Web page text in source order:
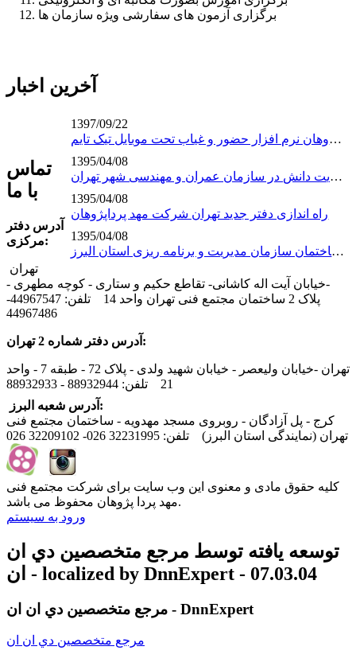
برگزاری آزمون های سفارشی ویژه سازمان ها
آخرین اخبار
1397/09/22
نوآوری جدید شرکت مهدپرداپژوهان نرم افزار حضور و غیاب تحت موبایل تیک تایم
1395/04/08
آغاز پروژه استقرار نظام مدیریت دانش در سازمان عمران و مهندسی شهر تهران
1395/04/08
راه اندازی دفتر جدید تهران شرکت مهد پرداپژوهان
1395/04/08
شروع پروژه راه اندازی دیتا سنتر و شبکه ساختمان سازمان مدیریت و برنامه ریزی استان البرز
تماس
با ما
آدرس دفتر
مرکزی:
-خیابان آیت اله کاشانی- تقاطع حکیم و ستاری - کوچه مطهری -
پلاک 2 ساختمان مجتمع فنی تهران واحد 14 تلفن: 44967547-
44967486
آدرس دفتر شماره 2 تهران:
تهران -خیابان ولیعصر - خیابان شهید ولدی - پلاک 72 - طبقه 7 - واحد
21 تلفن: 88932944 - 88932933
آدرس شعبه البرز:
کرج - پل آزادگان - روبروی مسجد مهدویه - ساختمان مجتمع فنی
تهران (نمایندگی استان البرز) تلفن: 32231995 026- 32209102 026
کلیه حقوق مادی و معنوی این وب سایت برای شرکت مجتمع فنی
مهد پردا پژوهان محفوظ می باشد.
ورود به سیستم
توسعه يافته توسط مرجع متخصصين دي ان
ان - localized by DnnExpert - 07.03.04
مرجع متخصصين دي ان ان - DnnExpert
مرجع متخصصين دي ان ان